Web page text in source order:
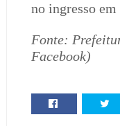
no ingresso em
Fonte:
Facebook)